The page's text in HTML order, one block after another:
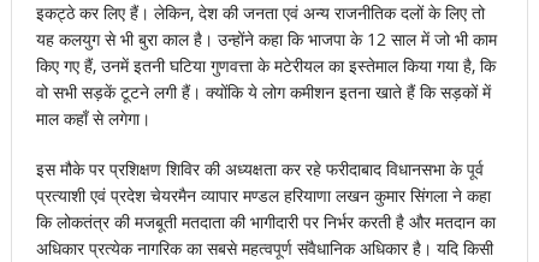
इकट्ठे कर लिए हैं। लेकिन, देश की जनता एवं अन्य राजनीतिक दलों के लिए तो
यह कलयुग से भी बुरा काल है। उन्होंने कहा कि भाजपा के 12 साल में जो भी काम
किए गए हैं, उनमें इतनी घटिया गुणवत्ता के मटेरीयल का इस्तेमाल किया गया है, कि
वो सभी सड़कें टूटने लगी हैं। क्योंकि ये लोग कमीशन इतना खाते हैं कि सड़कों में
माल कहाँ से लगेगा।
इस मौके पर प्रशिक्षण शिविर की अध्यक्षता कर रहे फरीदाबाद विधानसभा के पूर्व
प्रत्याशी एवं प्रदेश चेयरमैन व्यापार मण्डल हरियाणा लखन कुमार सिंगला ने कहा
कि लोकतंत्र की मजबूती मतदाता की भागीदारी पर निर्भर करती है और मतदान का
अधिकार प्रत्येक नागरिक का सबसे महत्वपूर्ण संवैधानिक अधिकार है। यदि किसी